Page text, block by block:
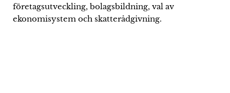
företagsutveckling, bolagsbildning, val av
ekonomisystem och skatterådgivning.